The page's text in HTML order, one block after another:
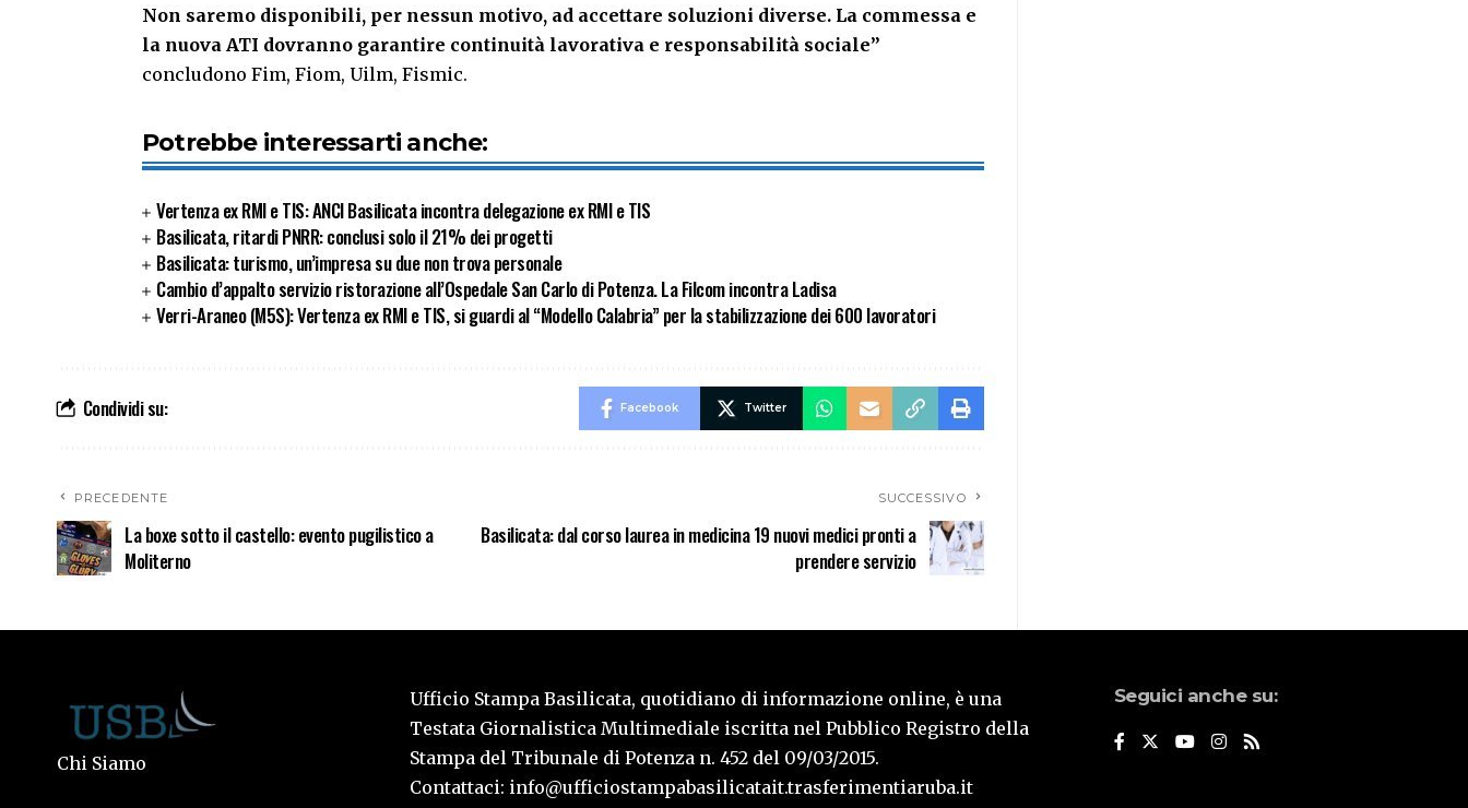
Non saremo disponibili, per nessun motivo, ad accettare soluzioni diverse. La commessa e
la nuova ATI dovranno garantire continuità lavorativa e responsabilità sociale”
concludono Fim, Fiom, Uilm, Fismic.
Potrebbe interessarti anche:
Vertenza ex RMI e TIS: ANCI Basilicata incontra delegazione ex RMI e TIS
Basilicata, ritardi PNRR: conclusi solo il 21% dei progetti
Basilicata: turismo, un’impresa su due non trova personale
Cambio d’appalto servizio ristorazione all’Ospedale San Carlo di Potenza. La Filcom incontra Ladisa
Verri-Araneo (M5S): Vertenza ex RMI e TIS, si guardi al “Modello Calabria” per la stabilizzazione dei 600 lavoratori
Condividi su: Facebook Twitter
PRECEDENTE
La boxe sotto il castello: evento pugilistico a
Moliterno
SUCCESSIVO
Basilicata: dal corso laurea in medicina 19 nuovi medici pronti a
prendere servizio
Chi Siamo
Ufficio Stampa Basilicata, quotidiano di informazione online, è una
Testata Giornalistica Multimediale iscritta nel Pubblico Registro della
Stampa del Tribunale di Potenza n. 452 del 09/03/2015.
Contattaci: info@ufficiostampabasilicatait.trasferimentiaruba.it
Seguici anche su: